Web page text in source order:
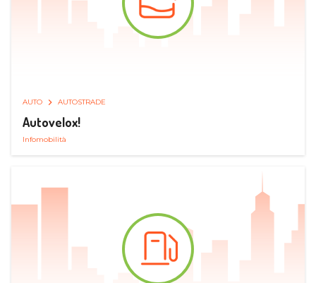
AUTO AUTOSTRADE
Autovelox!
Infomobilità